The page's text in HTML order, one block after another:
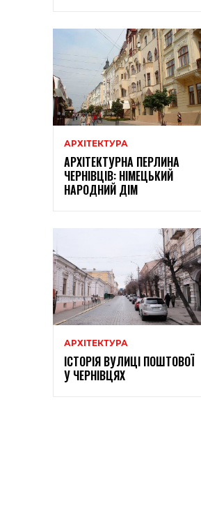
АРХІТЕКТУРА
АРХІТЕКТУРНА ПЕРЛИНА
ЧЕРНІВЦІВ: НІМЕЦЬКИЙ
НАРОДНИЙ ДІМ
АРХІТЕКТУРА
ІСТОРІЯ ВУЛИЦІ ПОШТОВОЇ
У ЧЕРНІВЦЯХ